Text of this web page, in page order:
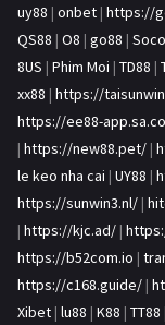
uy88 | onbet | https://
QS88 | O8 | go88 |
8US | Phim Moi | TD88 |
xx88 | https://
https://ee88-
| https://new88.pet/ |
le keo nha cai | UY88 |
https://sunwin3.nl/ |
| https://kjc.ad/ |
https://b52com.io |
https://c168.guide/ |
Xibet | lu88 | K88 | TT88